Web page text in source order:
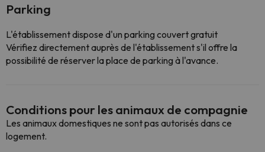
Parking
L'établissement dispose d'un parking couvert gratuit
Vérifiez directement auprès de l'établissement s'il offre la
possibilité de réserver la place de parking à l'avance.
Conditions pour les animaux de compagnie
Les animaux domestiques ne sont pas autorisés dans ce
logement.